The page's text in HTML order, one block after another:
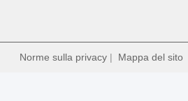
Norme sulla privacy| Mappa del sito|